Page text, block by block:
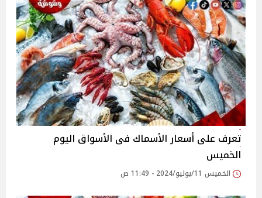
تعرف على أسعار الأسماك فى الأسواق اليوم
الخميس
الخميس 11/يوليو/2024 - 11:49 ص